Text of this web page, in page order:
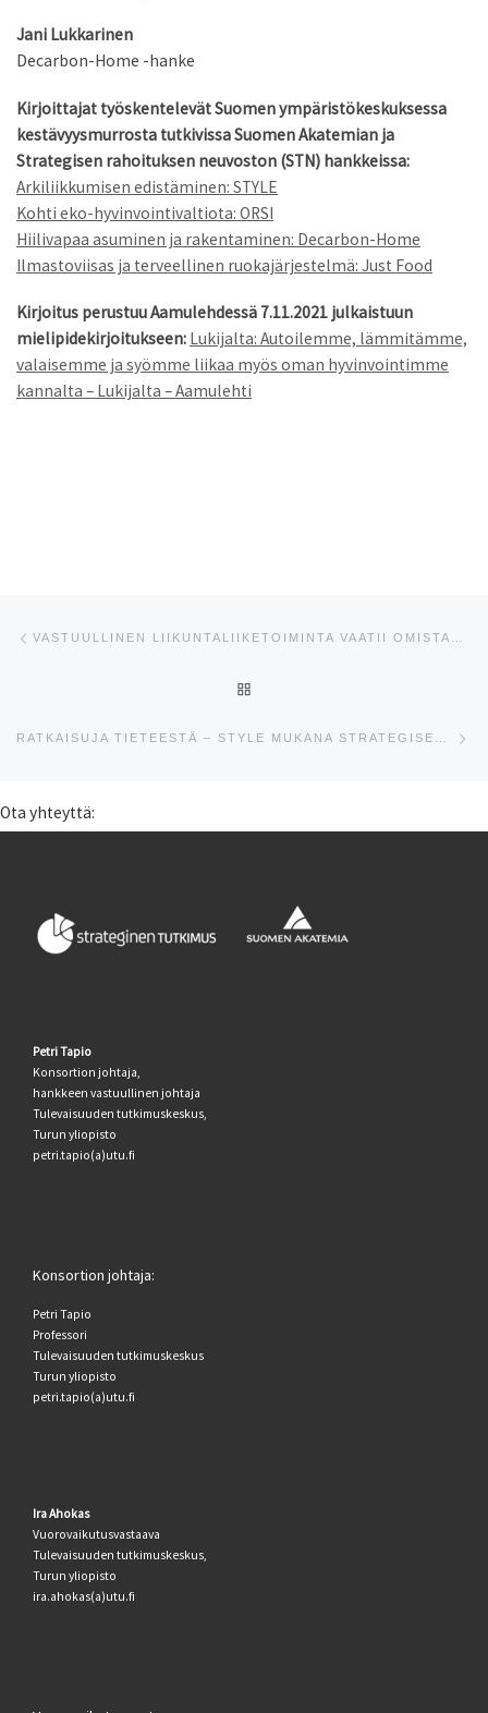
Jani Lukkarinen
Decarbon-Home -hanke
Kirjoittajat työskentelevät Suomen ympäristökeskuksessa
kestävyysmurrosta tutkivissa Suomen Akatemian ja
Strategisen rahoituksen neuvoston (STN) hankkeissa:
Arkiliikkumisen edistäminen: STYLE
Kohti eko-hyvinvointivaltiota: ORSI
Hiilivapaa asuminen ja rakentaminen: Decarbon-Home
Ilmastoviisas ja terveellinen ruokajärjestelmä: Just Food
Kirjoitus perustuu Aamulehdessä 7.11.2021 julkaistuun
mielipidekirjoitukseen: Lukijalta: Autoilemme, lämmitämme,
valaisemme ja syömme liikaa myös oman hyvinvointimme
kannalta – Lukijalta – Aamulehti
Artikkelien navigointi
Ota yhteyttä:
Petri Tapio
Konsortion johtaja,
hankkeen vastuullinen johtaja
Tulevaisuuden tutkimuskeskus,
Turun yliopisto
petri.tapio(a)utu.fi
Konsortion johtaja:
Petri Tapio
Professori
Tulevaisuuden tutkimuskeskus
Turun yliopisto
petri.tapio(a)utu.fi
Ira Ahokas
Vuorovaikutusvastaava
Tulevaisuuden tutkimuskeskus,
Turun yliopisto
ira.ahokas(a)utu.fi